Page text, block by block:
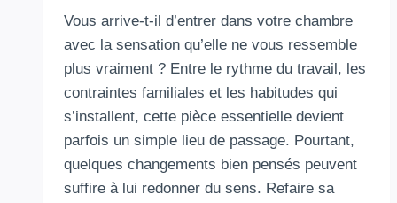
Vous arrive-t-il d’entrer dans votre chambre
avec la sensation qu’elle ne vous ressemble
plus vraiment ? Entre le rythme du travail, les
contraintes familiales et les habitudes qui
s’installent, cette pièce essentielle devient
parfois un simple lieu de passage. Pourtant,
quelques changements bien pensés peuvent
suffire à lui redonner du sens. Refaire sa